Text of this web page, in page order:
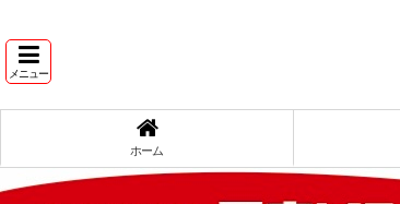
メニュー
ホーム